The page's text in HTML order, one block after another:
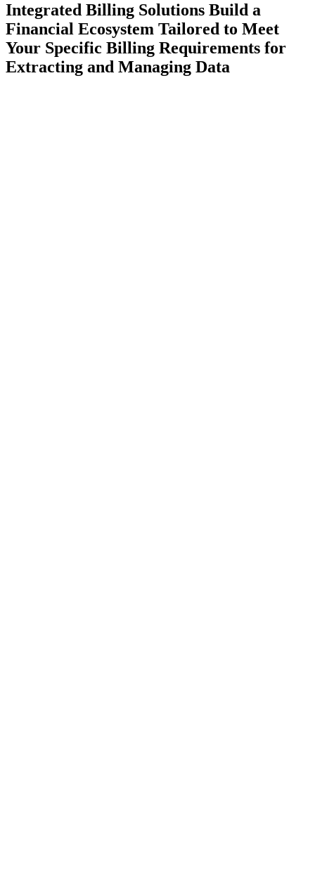
Integrated Billing Solutions Build a
Financial Ecosystem Tailored to Meet
Your Specific Billing Requirements for
Extracting and Managing Data